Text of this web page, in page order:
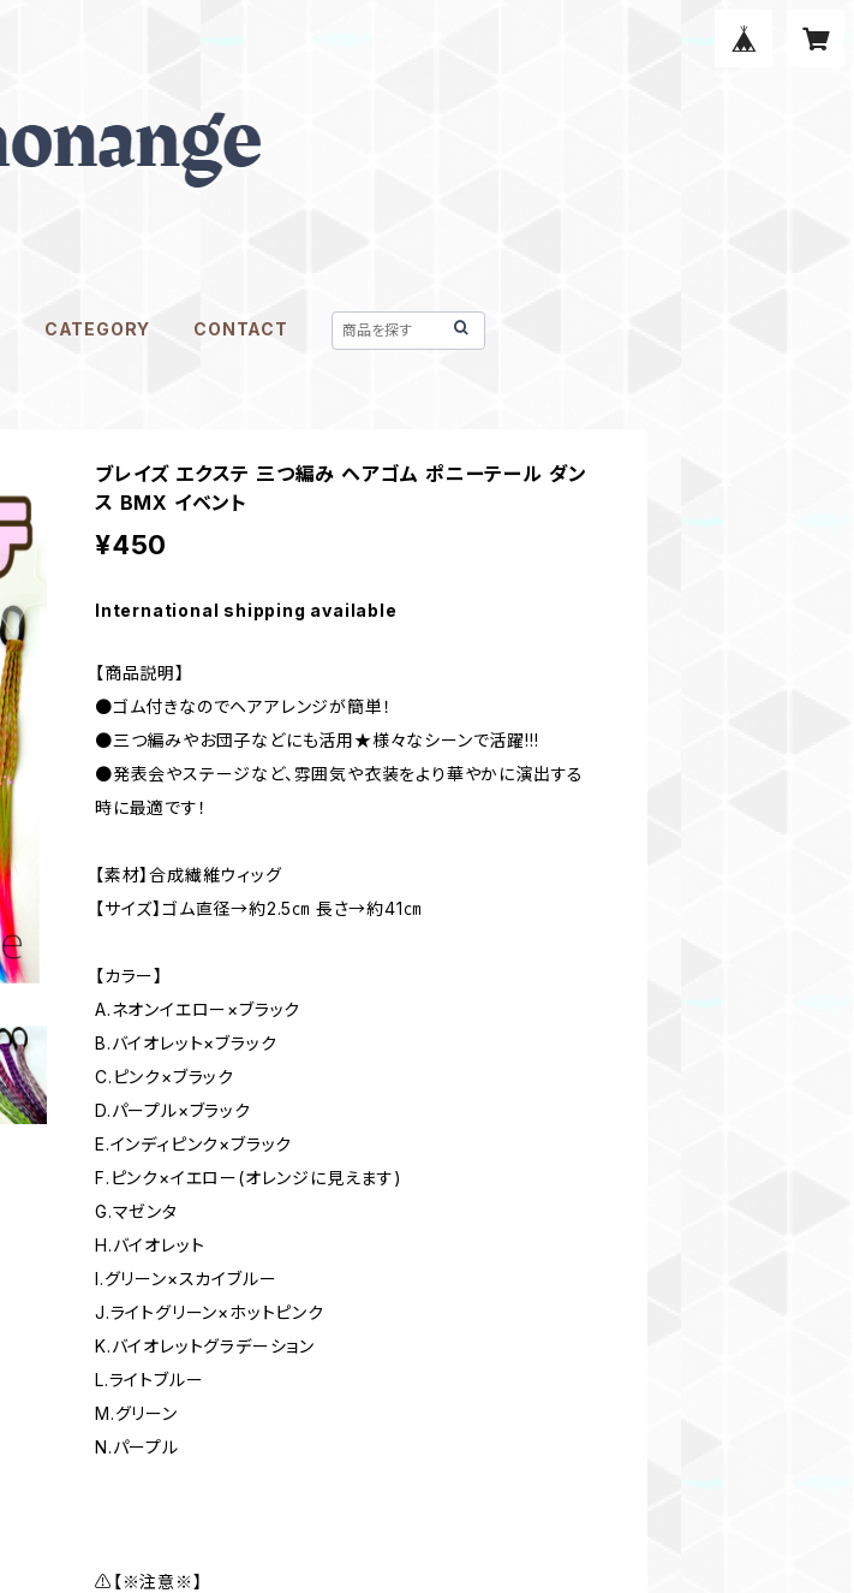
CATEGORY CONTACT
ブレイズ エクステ 三つ編み ヘアゴム ポニーテール ダン
ス BMX イベント
¥450
International shipping available
【商品説明】
●ゴム付きなのでヘアアレンジが簡単！
●三つ編みやお団子などにも活用★様々なシーンで活躍!!!
●発表会やステージなど、雰囲気や衣装をより華やかに演出する
時に最適です！
【素材】合成繊維ウィッグ
【サイズ】ゴム直径→約2.5㎝ 長さ→約41㎝
【カラー】
A.ネオンイエロー×ブラック
B.バイオレット×ブラック
C.ピンク×ブラック
D.パープル×ブラック
E.インディピンク×ブラック
F.ピンク×イエロー(オレンジに見えます)
G.マゼンタ
H.バイオレット
I.グリーン×スカイブルー
J.ライトグリーン×ホットピンク
K.バイオレットグラデーション
L.ライトブルー
M.グリーン
N.パープル
⚠️【※注意※】